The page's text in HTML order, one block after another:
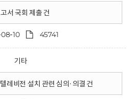
서 국회 제출 건
10 45741
기타
레비전 설치 관련 심의·의결 건